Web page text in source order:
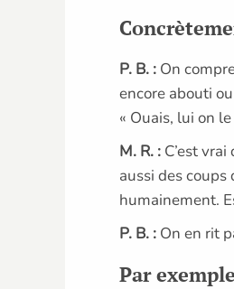
P. B. : On
encore abouti
« Ouais, lui on
M. R. : C’est
aussi des coups
humainement.
P. B. : On en rit
Par